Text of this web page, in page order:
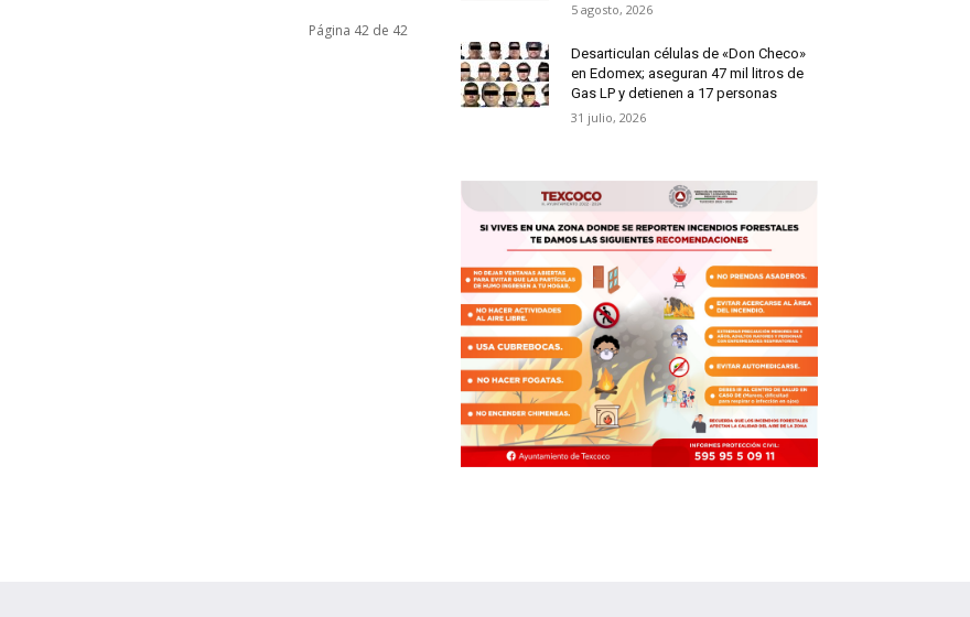
Página 42 de 42
5 agosto, 2026
Desarticulan células de «Don Checo»
en Edomex; aseguran 47 mil litros de
Gas LP y detienen a 17 personas
31 julio, 2026